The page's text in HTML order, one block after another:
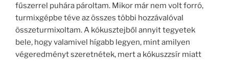
fűszerrel puhára pároltam. Mikor már nem volt forró,
turmixgépbe téve az összes többi hozzávalóval
összeturmixoltam. A kókusztejből annyit tegyetek
bele, hogy valamivel hígabb legyen, mint amilyen
végeredményt szeretnétek, mert a kókuszzsír miatt